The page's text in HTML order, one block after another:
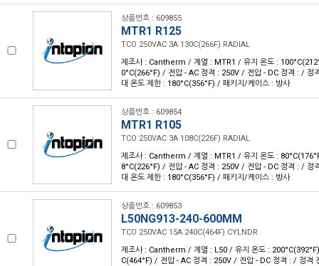
상품번호 : 609855
MTR1 R125
TCO 250VAC 3A 130C(266F) RADIAL
제조사 : Cantherm / 계열 : MTR1 / 유지 온도 :
0°C(266°F) / 전압 - AC 정격 : 250V / 전압 - DC 정격 : / 정
대 온도 제한 : 180°C(356°F) / 패키지/케이스 : 방사
상품번호 : 609854
MTR1 R105
TCO 250VAC 3A 108C(226F) RADIAL
제조사 : Cantherm / 계열 : MTR1 / 유지 온도 :
8°C(226°F) / 전압 - AC 정격 : 250V / 전압 - DC 정격 : / 정
대 온도 제한 : 180°C(356°F) / 패키지/케이스 : 방사
상품번호 : 609853
L50NG913-240-600MM
TCO 250VAC 15A 240C(464F) CYLNDR
제조사 : Cantherm / 계열 : L50 / 유지 온도 :
C(464°F) / 전압 - AC 정격 : 250V / 전압 - DC 정격 : / 정격